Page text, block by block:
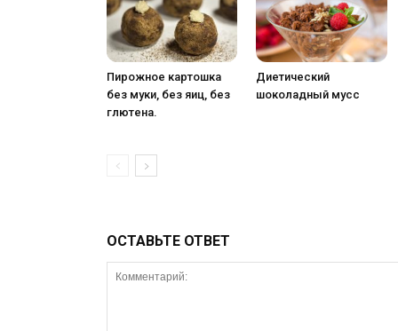
Пирожное картошка
без муки, без яиц, без
глютена.
Диетический
шоколадный мусс
ОСТАВЬТЕ ОТВЕТ